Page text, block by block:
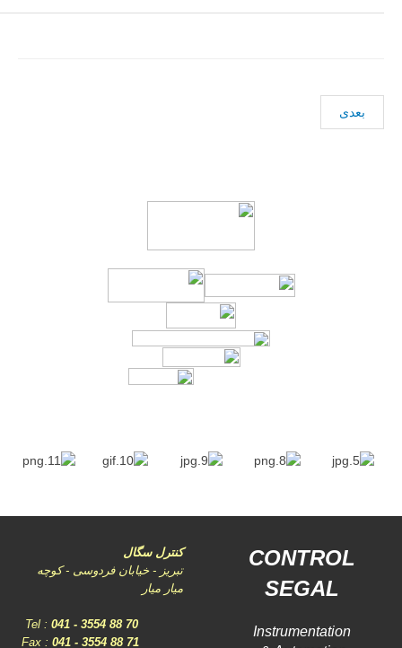
بعدی
CONTROL
SEGAL
Instrumentation
کنترل سگال
تبریز - خیابان فردوسی - کوچه
میار میار
Tel : 041 - 3554 88 70
Fax : 041 - 3554 88 71